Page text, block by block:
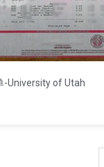
-University of Utah